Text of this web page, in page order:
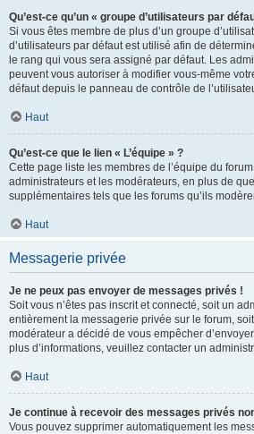
Qu’est-ce qu’un « groupe d’utilisateurs par
Si vous êtes membre de plus d’un groupe
d’utilisateurs par défaut est utilisé afin de
le rang qui vous sera assigné par défaut. Les
peuvent vous autoriser à modifier vous-même
défaut depuis le panneau de contrôle de
Haut
Qu’est-ce que le lien « L’équipe » ?
Cette page liste les membres de l’équipe du
administrateurs et les modérateurs, en plus de
supplémentaires tels que les forums qu’ils
Haut
Messagerie privée
Je ne peux pas envoyer de messages privés !
Soit vous n’êtes pas inscrit et connecté, soit un
entièrement la messagerie privée sur le forum,
modérateur a décidé de vous empêcher
plus d’informations, veuillez contacter un
Haut
Je continue à recevoir des messages privés
Vous pouvez supprimer automatiquement les